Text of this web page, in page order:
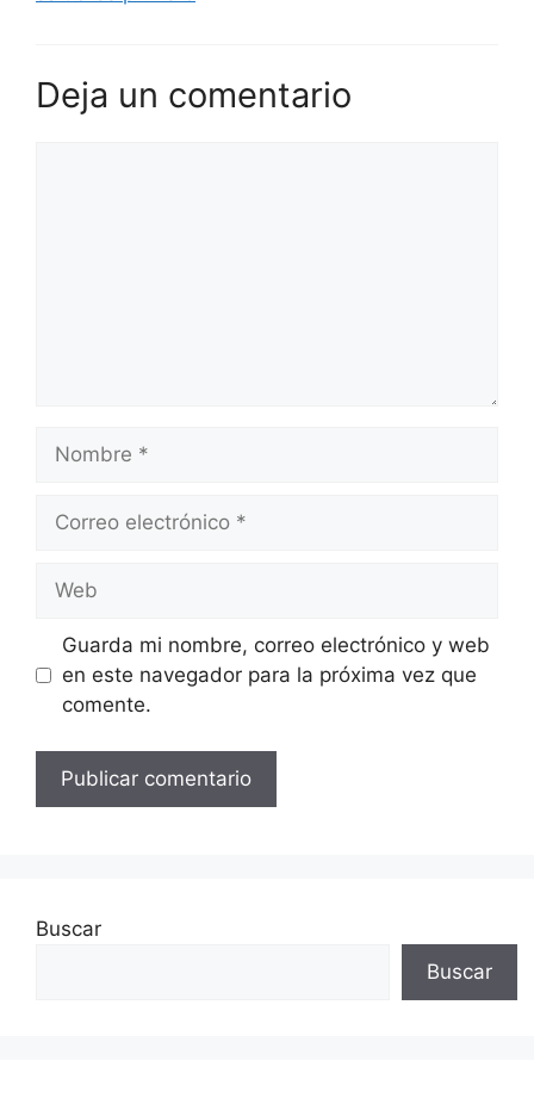
Deja un comentario
Nombre
Correo
Web
Guarda mi nombre, correo electrónico y web
en este navegador para la próxima vez que
comente.
Buscar
Buscar